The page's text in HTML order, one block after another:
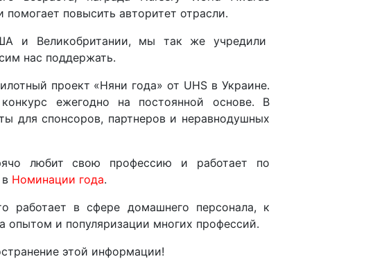
повысить авторитет отрасли.
и Великобритании, мы так же учредили
нас поддержать.
проект «Няни года» от UHS в Украине.
ежегодно на постоянной основе. В
для спонсоров, партнеров и неравнодушных
любит свою профессию и работает по
Номинации года.
работает в сфере домашнего персонала, к
опытом и популяризации многих профессий.
этой информации!